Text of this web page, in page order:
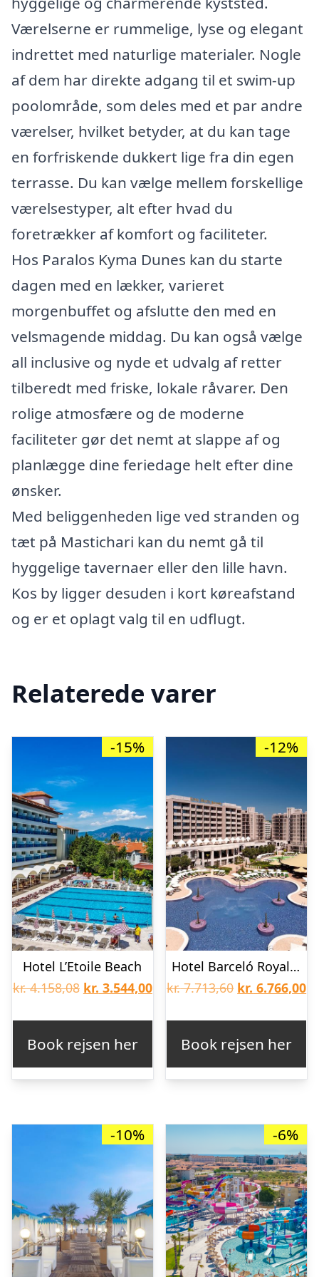
Værelserne er rummelige, lyse og elegant
indrettet med naturlige materialer. Nogle
af dem har direkte adgang til et swim-up
poolområde, som deles med et par andre
værelser, hvilket betyder, at du kan tage
en forfriskende dukkert lige fra din egen
terrasse. Du kan vælge mellem forskellige
værelsestyper, alt efter hvad du
foretrækker af komfort og faciliteter.
Hos Paralos Kyma Dunes kan du starte
dagen med en lækker, varieret
morgenbuffet og afslutte den med en
velsmagende middag. Du kan også vælge
all inclusive og nyde et udvalg af retter
tilberedt med friske, lokale råvarer. Den
rolige atmosfære og de moderne
faciliteter gør det nemt at slappe af og
planlægge dine feriedage helt efter dine
ønsker.
Med beliggenheden lige ved stranden og
tæt på Mastichari kan du nemt gå til
hyggelige tavernaer eller den lille havn.
Kos by ligger desuden i kort køreafstand
og er et oplagt valg til en udflugt.
Relaterede varer
-15%
Hotel L’Etoile Beach
kr.4.158,08 Den
var:
kr. 4.158,08.
kr. 3.544,00Den
kr. 3.544,00.
Book rejsen her
-12%
Hotel Barceló Royal Beach
kr.7.713,60 Den
var:
kr. 7.713,60.
kr. 6.766,00
Book rejsen her
-10% -6%